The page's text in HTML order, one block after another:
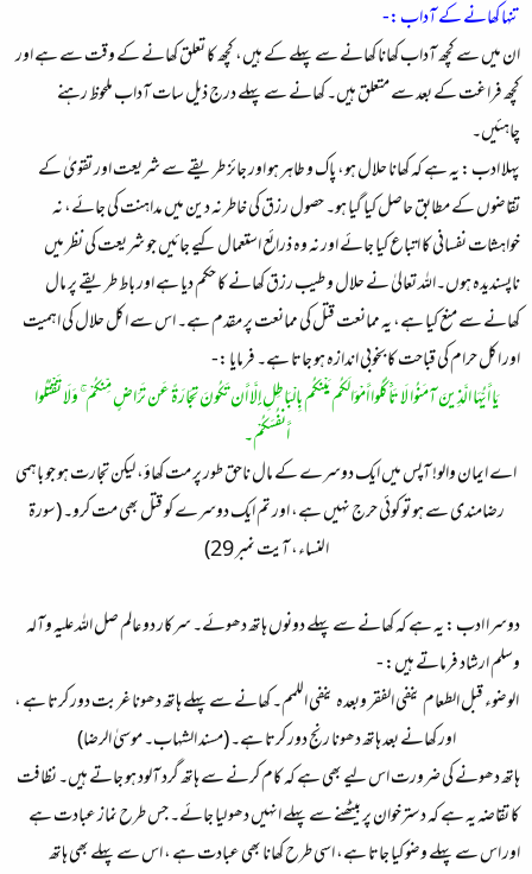
تنہا کھانے کے آداب :-
ان میں سے کچھ آداب کھانا کھانے سے پہلے کے ہیں، کچھ کا تعلق کھانے کے وقت سے ہے اور
کچھ فراغت کے بعد سے متعلق ہیں۔ کھانے سے پہلے درج ذیل سات آداب ملحوظ رہنے
چاہئیں۔
پہلا ادب :یہ ہے کہ کھانا حلال ہو، پاک و طاہر ہو اور جائز طریقے سے شریعت اور تقویٰ کے
تقاضوں کے مطابق حاصل کیا گیا ہو۔ حصول رزق کی خاطر نہ دین میں مداہنت کی جائے، نہ
خواہشات نفسانی کا اتباع کیا جائے اور نہ وہ ذرائع استعمال کیے جائیں جو شریعت کی نظر میں
ناپسندیدہ ہوں۔اللہ تعالیٰ نے حلال و طیب رزق کھانے کا حکم دیا ہے اور باط طریقے پر مال
کھانے سے منع کیا ہے، یہ ممانعت قتل کی ممانعت پر مقدم ہے۔ اس سے اکل حلال کی اہمیت
اور اکل حرام کی قباحت کا بخوبی اندازہ ہو جاتا ہے۔ فرمایا :-
يَا أَيُّهَا الَّذِينَ آمَنُوا لَا تَأْكُلُوا أَمْوَالَكُم بَيْنَكُم بِالْبَاطِلِ إِلَّا أَن تَكُونَ تِجَارَةً عَن تَرَاضٍ مِّنكُمْ ۚ وَلَا تَقْتُلُوا
أَنفُسَكُمْ۔
اے ایمان والو! آپس میں ایک دوسرے کے مال ناحق طور پر مت کھاؤ، لیکن تجارت ہو جو باہمی
رضامندی سے ہو تو کوئی حرج نہیں ہے، اور تم ایک دوسرے کو قتل بھی مت کرو۔ (سورۃ
النساء، آیت نمبر 29)​
دوسرا ادب :یہ ہے کہ کھانے سے پہلے دونوں ہاتھ دھوئے۔ سرکار دو عالم صل اللہ علیہ وآلہ
وسلم ارشاد فرماتے ہیں: -
الوضوء قبل الطعام ينفي الفقر وبعده ينفي اللمم۔ کھانے سے پہلے ہاتھ دھونا غربت دور کرتا ہے ،
اور کھانے بعد ہاتھ دھونا رنج دور کرتا ہے۔(مسند الشہاب۔ موسیٰ الرضا)​
ہاتھ دھونے کی ضرورت اس لیے بھی ہے کہ کام کرنے سے ہاتھ گرد آلود ہو جاتے ہیں۔ نظافت
کا تقاضہ یہ ہے کہ دسترخوان پر بیٹھنے سے پہلے انہیں دھو لیا جائے۔ جس طرح نماز عبادت ہے
اور اس سے پہلے وضو کیا جاتا ہے، اسی طرح کھانا بھی عبادت ہے ، اس سے پہلے بھی ہاتھ